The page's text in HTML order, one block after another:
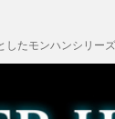
たモンハンシリー